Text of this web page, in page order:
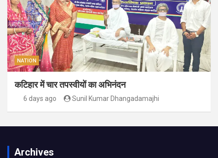
NATION
कटिहार में चार तपस्वीयों का अभिनंदन
6 days ago Sunil Kumar Dhangadamajhi
Archives